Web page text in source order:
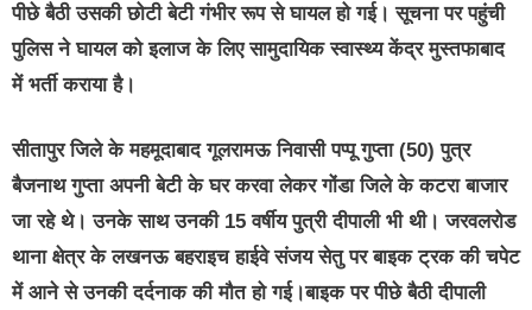
पीछे बैठी उसकी छोटी बेटी गंभीर रूप से घायल हो गई। सूचना पर पहुंची
पुलिस ने घायल को इलाज के लिए सामुदायिक स्वास्थ्य केंद्र मुस्तफाबाद
में भर्ती कराया है।
सीतापुर जिले के महमूदाबाद गूलरामऊ निवासी पप्पू गुप्ता (50) पुत्र
बैजनाथ गुप्ता अपनी बेटी के घर करवा लेकर गोंडा जिले के कटरा बाजार
जा रहे थे। उनके साथ उनकी 15 वर्षीय पुत्री दीपाली भी थी। जरवलरोड
थाना क्षेत्र के लखनऊ बहराइच हाईवे संजय सेतु पर बाइक ट्रक की चपेट
में आने से उनकी दर्दनाक की मौत हो गई।बाइक पर पीछे बैठी दीपाली